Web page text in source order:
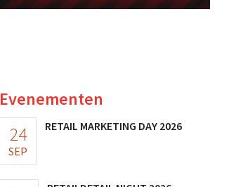
Evenementen
24
SEP
RETAIL MARKETING DAY 2026